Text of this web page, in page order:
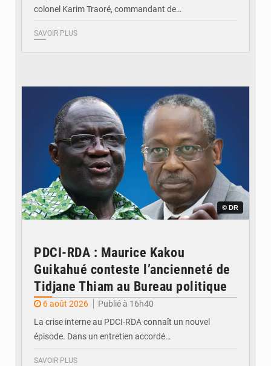
colonel Karim Traoré, commandant de…
SAVOIR PLUS
© DR
PDCI-RDA : Maurice Kakou
Guikahué conteste l’ancienneté de
Tidjane Thiam au Bureau politique
6 août 2026
Publié à 16h40
La crise interne au PDCI-RDA connaît un nouvel
épisode. Dans un entretien accordé…
SAVOIR PLUS